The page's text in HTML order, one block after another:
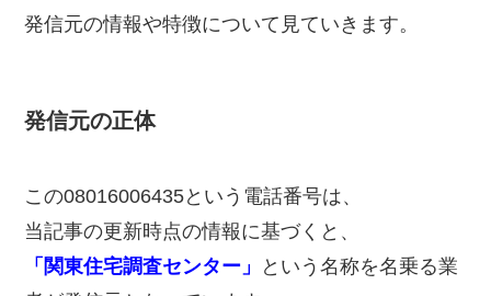
発信元の情報や特徴について見ていきます。
発信元の正体
この08016006435という電話番号は、
当記事の更新時点の情報に基づくと、
「関東住宅調査センター」
という名称を名乗る業